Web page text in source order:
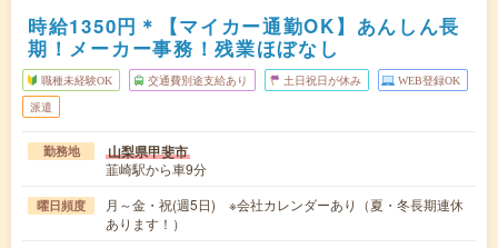
時給1350円＊【マイカー通勤OK】あんしん長
期！メーカー事務！残業ほぼなし
職種未経験OK 交通費別途支給あり 土日祝日が休み WEB登録OK
派遣
勤務地 山梨県甲斐市
韮崎駅から車9分
曜日頻度
月～金・祝(週5日) ※会社カレンダーあり（夏・冬長期連休
あります！）